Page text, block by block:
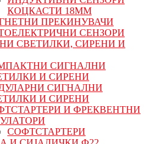
КОЦКАСТИ 18ММ
ПРЕКИНУВАЧИ
СЕНЗОРИ
СВЕТИЛКИ, СИРЕНИ И
СИГНАЛНИ
И СИРЕНИ
СИГНАЛНИ
И СИРЕНИ
И ФРЕКВЕНТНИ
СОФТСТАРТЕРИ